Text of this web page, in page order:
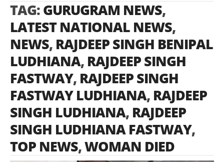
TAG:GURUGRAM NEWS,
LATEST NATIONAL NEWS,
NEWS, RAJDEEP SINGH BENIPAL
LUDHIANA, RAJDEEP SINGH
FASTWAY, RAJDEEP SINGH
FASTWAY LUDHIANA, RAJDEEP
SINGH LUDHIANA, RAJDEEP
SINGH LUDHIANA FASTWAY,
TOP NEWS,WOMAN DIED